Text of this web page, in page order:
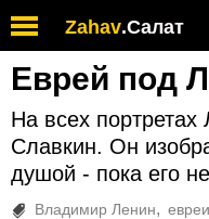
Zahav.Салат
Еврей под
На всех
Славкин. Он
душой - пока его
Владимир Ленин евреи